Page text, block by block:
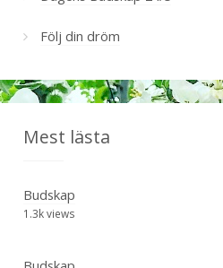
Följ din dröm
Mest lästa
Budskap
1.3k views